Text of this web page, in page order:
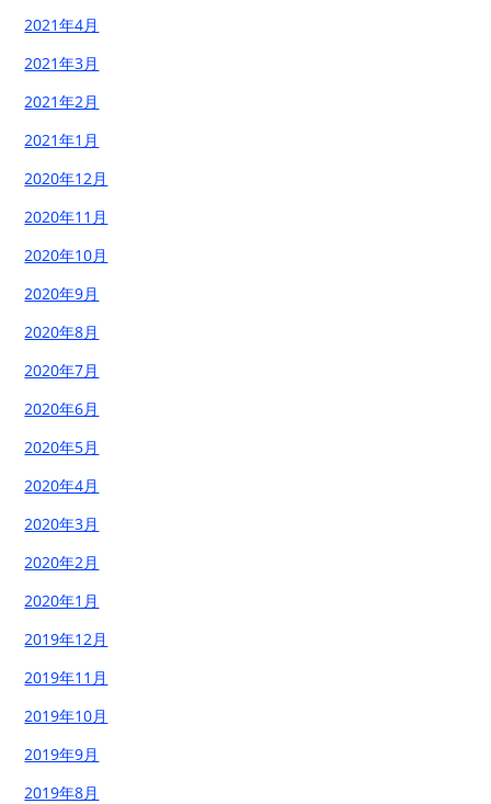
2021年4月
2021年3月
2021年2月
2021年1月
2020年12月
2020年11月
2020年10月
2020年9月
2020年8月
2020年7月
2020年6月
2020年5月
2020年4月
2020年3月
2020年2月
2020年1月
2019年12月
2019年11月
2019年10月
2019年9月
2019年8月